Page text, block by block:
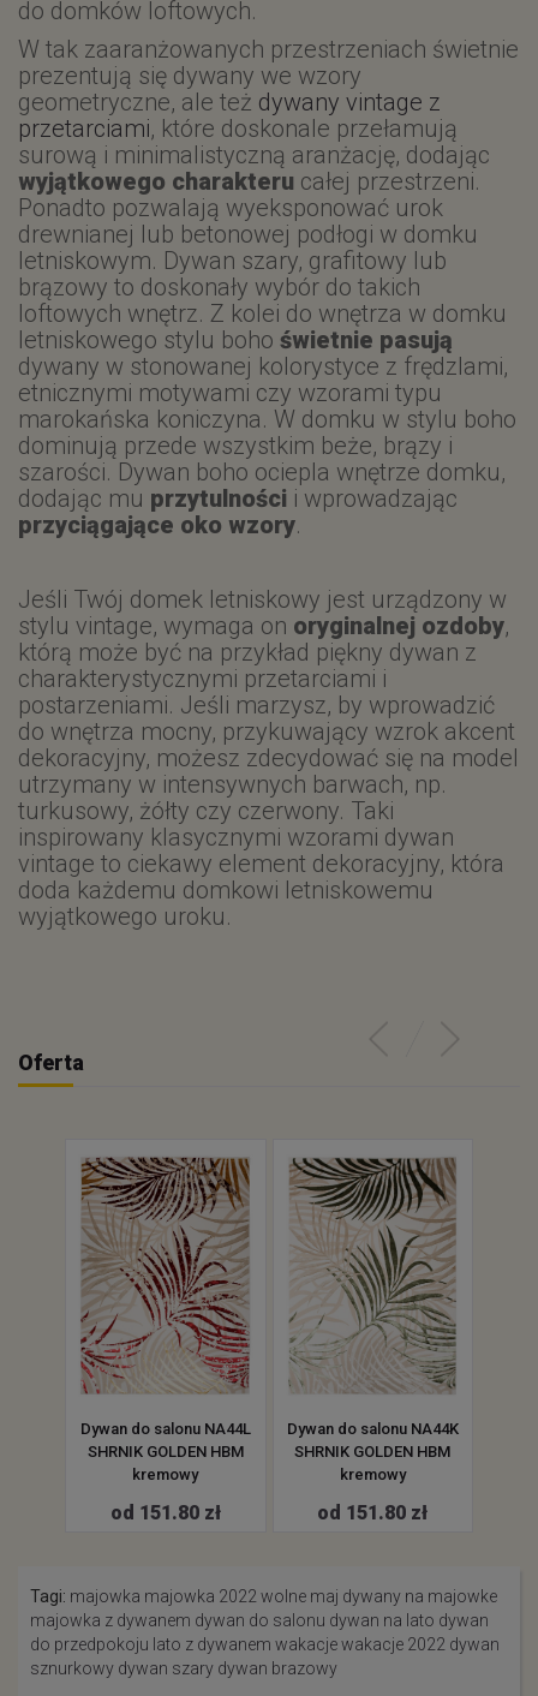
do domków loftowych.
W tak zaaranżowanych przestrzeniach świetnie
prezentują się dywany we wzory
geometryczne, ale też dywany vintage z
przetarciami, które doskonale przełamują
surową i minimalistyczną aranżację, dodając
wyjątkowego charakteru całej przestrzeni.
Ponadto pozwalają wyeksponować urok
drewnianej lub betonowej podłogi w domku
letniskowym. Dywan szary, grafitowy lub
brązowy to doskonały wybór do takich
loftowych wnętrz. Z kolei do wnętrza w domku
letniskowego stylu boho świetnie pasują
dywany w stonowanej kolorystyce z frędzlami,
etnicznymi motywami czy wzorami typu
marokańska koniczyna. W domku w stylu boho
dominują przede wszystkim beże, brązy i
szarości. Dywan boho ociepla wnętrze domku,
dodając mu przytulności i wprowadzając
przyciągające oko wzory.
Jeśli Twój domek letniskowy jest urządzony w
stylu vintage, wymaga on oryginalnej ozdoby,
którą może być na przykład piękny dywan z
charakterystycznymi przetarciami i
postarzeniami. Jeśli marzysz, by wprowadzić
do wnętrza mocny, przykuwający wzrok akcent
dekoracyjny, możesz zdecydować się na model
utrzymany w intensywnych barwach, np.
turkusowy, żółty czy czerwony. Taki
inspirowany klasycznymi wzorami dywan
vintage to ciekawy element dekoracyjny, która
doda każdemu domkowi letniskowemu
wyjątkowego uroku.
Oferta
Dywan do salonu NA44L
SHRNIK GOLDEN HBM
kremowy
od 151.80 zł
Dywan do salonu NA44K
SHRNIK GOLDEN HBM
kremowy
od 151.80 zł
Tagi: majowka majowka 2022 wolne maj dywany na majowke
majowka z dywanem dywan do salonu dywan na lato dywan
do przedpokoju lato z dywanem wakacjewakacje 2022 dywan
sznurkowy dywan szary dywan brazowy